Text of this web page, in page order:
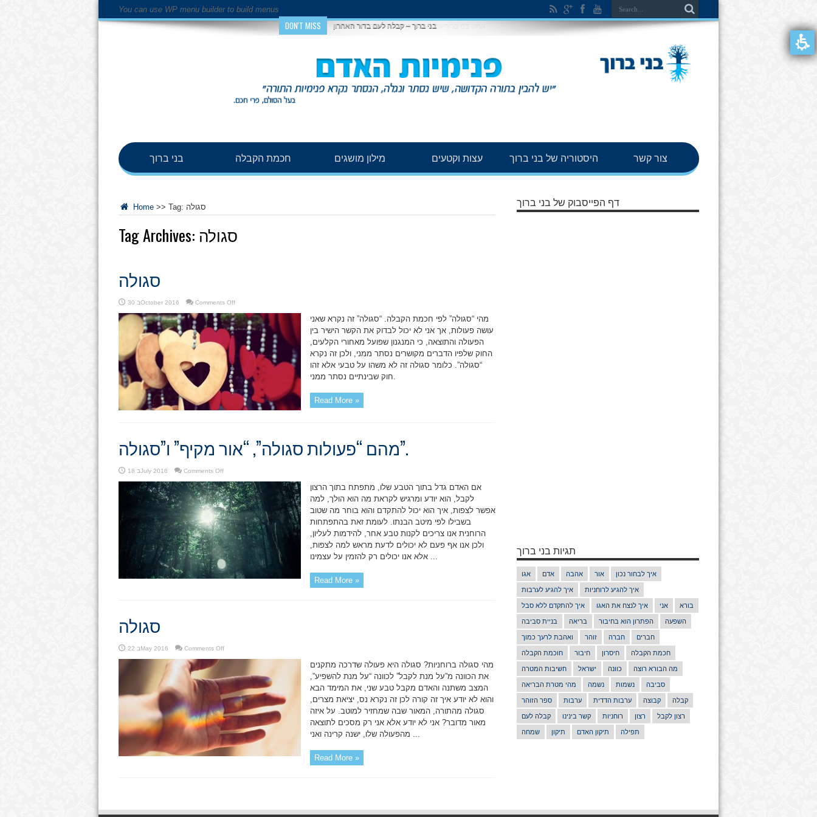
You can use WP menu builder to build menus
DON'T MISS בני ברוך – קבלה לעם בדור האחרון
בני ברוך חכמת הקבלה מילון מושגים עצות וקטעים היסטוריה של בני ברוך צור קשר
Home >> Tag: סגולה
Tag Archives: סגולה
סגולה
30 בOctober 2016 Comments Offon
מהי “סגולה” לפי חכמת הקבלה. “סגולה” זה נקרא שאני
עושה פעולות, אך אני לא יכול לבדוק את הקשר הישיר בין
הפעולה והתוצאה, כי המנגנון שפועל מאחורי הקלעים,
החוק שלפיו הדברים מקושרים נסתר ממני, ולכן זה נקרא
“סגולה”. כלומר סגולה זה לא משהו על טבעי אלא זהו
חוק שבינתיים נסתר ממני.
Read More »
מהם “פעולות סגולה”, “אור מקיף” ו”סגולה”.
18 בJuly 2016 Comments Offon
“פעולות
סגולה”,
“אור
מקיף”
ו”סגולה”.
אם האדם גדל בתוך הטבע שלו, מתפתח בתוך הרצון
לקבל, הוא יודע ומרגיש לקראת מה הוא הולך, למה
אפשר לצפות, איך הוא יכול להתקדם והוא בוחר מה שטוב
בשבילו לפי מיטב הבנתו. לעומת זאת בהתפתחות
הרוחנית אנו צריכים לקנות טבע אחר, להידמות לעליון,
ולכן אנו אף פעם לא יכולים לדעת מראש למה לצפות,
אלא אנו יכולים רק להזמין על עצמינו ...
Read More »
סגולה
22 בMay 2016 Comments Offon
מהי סגולה ברוחניות? סגולה היא פעולה שדרכה מתקנים
את הכוונה מ”על מנת לקבל” לכוונה “על מנת להשפיע”,
המצב משתנה והאדם מקבל טבע שני, את המימד הבא
והוא לא יודע איך זה קורה לכן זה נקרא נס, יציאת מצרים,
סגולה מהתורה, המאור שבה שמחזיר למוטב. על איזה
מאור מדובר? אני לא יודע אלא אני רק מסכים לתוצאה
מהפעולה שלו, ישנה קרינה ואני ...
Read More »
דף הפייסבוק של בני ברוך
תגיות בני ברוך
אגו אדם אהבה אור איך לבחור נכון
איך להגיע לערבות איך להגיע לרוחניות
איך להתקדם ללא סבל איך לנצח את האגו אני בורא
בניית סביבה בריאה הפתרון הוא בחיבור השפעה
ואהבת לרעך כמוך זוהר חברה חברים
חוכמת הקבלה חיבור חיסרון חכמת הקבלה
חשיבות המטרה ישראל כוונה מה הבורא רוצה
מהי מטרת הבריאה נשמה נשמות סביבה
ספר הזוהר ערבות ערבות הדדית קבוצה קבלה
קבלה לעם קשר בינינו רוחניות רצון רצון לקבל
שמחה תיקון תיקון האדם תפילה